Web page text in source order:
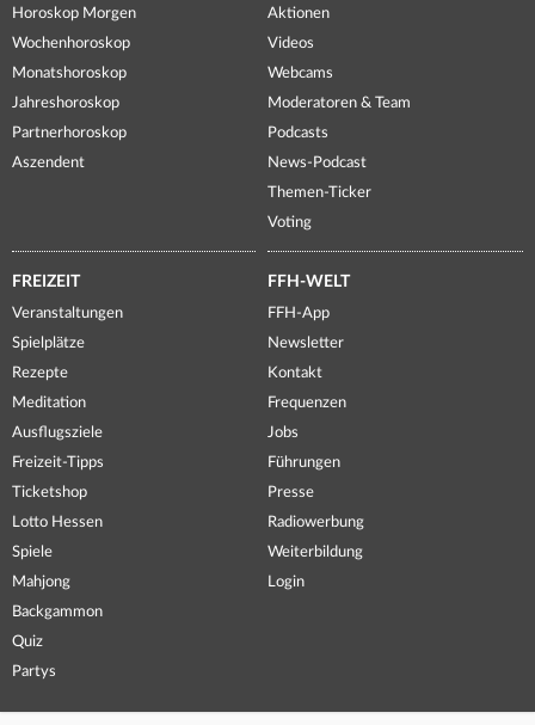
Horoskop Morgen
Wochenhoroskop
Monatshoroskop
Jahreshoroskop
Partnerhoroskop
Aszendent
Aktionen
Videos
Webcams
Moderatoren & Team
Podcasts
News-Podcast
Themen-Ticker
Voting
FREIZEIT
Veranstaltungen
Spielplätze
Rezepte
Meditation
Ausflugsziele
Freizeit-Tipps
Ticketshop
Lotto Hessen
Spiele
Mahjong
Backgammon
Quiz
Partys
FFH-WELT
FFH-App
Newsletter
Kontakt
Frequenzen
Jobs
Führungen
Presse
Radiowerbung
Weiterbildung
Login